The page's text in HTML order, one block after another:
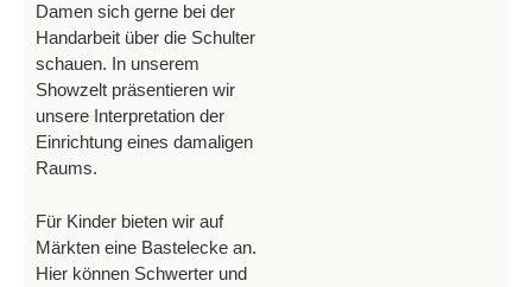
Damen sich gerne bei der
Handarbeit über die Schulter
schauen. In unserem
Showzelt präsentieren wir
unsere Interpretation der
Einrichtung eines damaligen
Raums.
Für Kinder bieten wir auf
Märkten eine Bastelecke an.
Hier können Schwerter und